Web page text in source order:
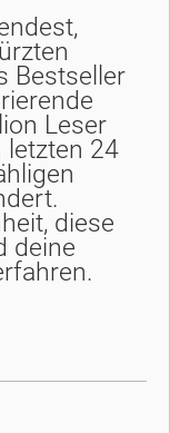
Bestseller
Leser
letzten 24
diese
deine